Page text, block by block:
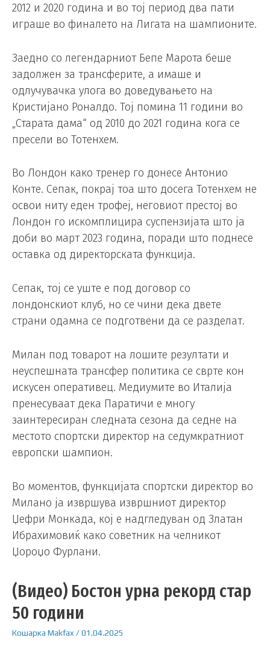
2012 и 2020 година и во тој период два пати
играше во финалето на Лигата на шампионите.
Заедно со легендарниот Бепе Марота беше
задолжен за трансферите, а имаше и
одлучувачка улога во доведувањето на
Кристијано Роналдо. Тој помина 11 години во
„Старата дама“ од 2010 до 2021 година кога се
пресели во Тотенхем.
Во Лондон како тренер го донесе Антонио
Конте. Сепак, покрај тоа што досега Тотенхем не
освои ниту еден трофеј, неговиот престој во
Лондон го искомплицира суспензијата што ја
доби во март 2023 година, поради што поднесе
оставка од директорската функција.
Сепак, тој се уште е под договор со
лондонскиот клуб, но се чини дека двете
страни одамна се подготвени да се разделат.
Милан под товарот на лошите резултати и
неуспешната трансфер политика се сврте кон
искусен оперативец. Медиумите во Италија
пренесуваат дека Паратичи е многу
заинтересиран следната сезона да седне на
местото спортски директор на седумкратниот
европски шампион.
Во моментов, функцијата спортски директор во
Милано ја извршува извршниот директор
Џефри Монкада, кој е надгледуван од Златан
Ибрахимовиќ како советник на челникот
Џороџо Фурлани.
(Видео) Бостон урна рекорд стар
50 години
Кошарка Makfax /01.04.2025